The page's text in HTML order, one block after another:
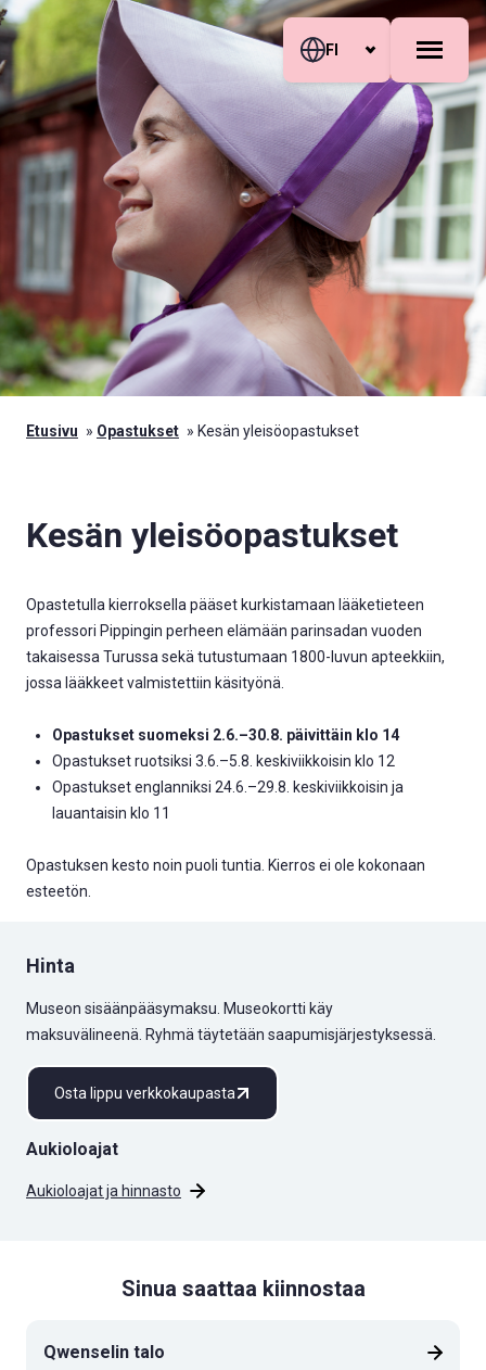
Siirry sisältöön
Skip to sitemap
FI
Etusivu » Opastukset » Kesän yleisöopastukset
Kesän yleisöopastukset
Opastetulla kierroksella pääset kurkistamaan lääketieteen
professori Pippingin perheen elämään parinsadan vuoden
takaisessa Turussa sekä tutustumaan 1800-luvun apteekkiin,
jossa lääkkeet valmistettiin käsityönä.
Opastukset suomeksi 2.6.–30.8. päivittäin klo 14
Opastukset ruotsiksi 3.6.–5.8. keskiviikkoisin klo 12
Opastukset englanniksi 24.6.–29.8. keskiviikkoisin ja
lauantaisin klo 11
Opastuksen kesto noin puoli tuntia. Kierros ei ole kokonaan
esteetön.
Hinta
Museon sisäänpääsymaksu. Museokortti käy
maksuvälineenä. Ryhmä täytetään saapumisjärjestyksessä.
Osta lippu verkkokaupasta
Aukioloajat
Aukioloajat ja hinnasto
Sinua saattaa kiinnostaa
Qwenselin talo